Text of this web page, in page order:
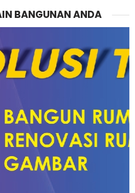
BANGUNAN ANDA